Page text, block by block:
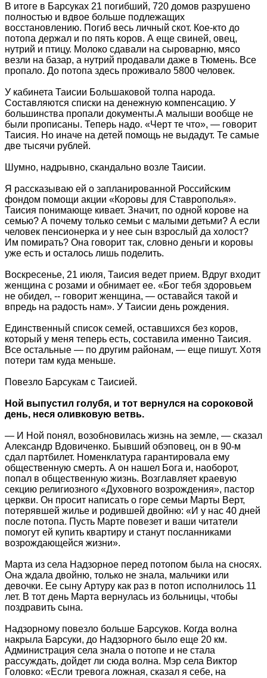
В итоге в Барсуках 21 погибший, 720 домов разрушено
полностью и вдвое больше подлежащих
восстановлению. Погиб весь личный скот. Кое-кто до
потопа держал и по пять коров. А еще свиней, овец,
нутрий и птицу. Молоко сдавали на сыроварню, мясо
везли на базар, а нутрий продавали даже в Тюмень. Все
пропало. До потопа здесь проживало 5800 человек.
У кабинета Таисии Большаковой толпа народа.
Составляются списки на денежную компенсацию. У
большинства пропали документы.А малыши вообще не
были прописаны. Теперь надо. «Черт те что», — говорит
Таисия. Но иначе на детей помощь не выдадут. Те самые
две тысячи рублей.
Шумно, надрывно, скандально возле Таисии.
Я рассказываю ей о запланированной Российским
фондом помощи акции «Коровы для Ставрополья».
Таисия понимающе кивает. Значит, по одной корове на
семью? А почему только семьи с малыми детьми? А если
человек пенсионерка и у нее сын взрослый да холост?
Им помирать? Она говорит так, словно деньги и коровы
уже есть и осталось лишь поделить.
Воскресенье, 21 июля, Таисия ведет прием. Вдруг входит
женщина с розами и обнимает ее. «Бог тебя здоровьем
не обидел, -- говорит женщина, — оставайся такой и
впредь на радость нам». У Таисии день рождения.
Единственный список семей, оставшихся без коров,
который у меня теперь есть, составила именно Таисия.
Все остальные — по другим районам, — еще пишут. Хотя
потери там куда меньше.
Повезло Барсукам с Таисией.
Ной выпустил голубя, и тот вернулся на сороковой
день, неся оливковую ветвь.
— И Ной понял, возобновилась жизнь на земле, — сказал
Александр Вдовиченко. Бывший обэповец, он в 90-м
сдал партбилет. Номенклатура гарантировала ему
общественную смерть. А он нашел Бога и, наоборот,
попал в общественную жизнь. Возглавляет краевую
секцию религиозного «Духовного возрождения», пастор
церкви. Он просит написать о горе семьи Марты Верт,
потерявшей жилье и родившей двойню: «И у нас 40 дней
после потопа. Пусть Марте повезет и ваши читатели
помогут ей купить квартиру и станут посланниками
возрождающейся жизни».
Марта из села Надзорное перед потопом была на сносях.
Она ждала двойню, только не знала, мальчики или
девочки. Ее сыну Артуру как раз в потоп исполнилось 11
лет. В тот день Марта вернулась из больницы, чтобы
поздравить сына.
Надзорному повезло больше Барсуков. Когда волна
накрыла Барсуки, до Надзорного было еще 20 км.
Администрация села знала о потопе и не стала
рассуждать, дойдет ли сюда волна. Мэр села Виктор
Головко: «Если тревога ложная, сказал я себе, на